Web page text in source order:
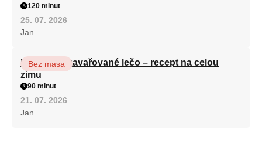
120 minut
25. 07. 2026
Jan
Babiččino zavařované lečo – recept na celou
zimu
Bez masa
90 minut
21. 07. 2026
Jan